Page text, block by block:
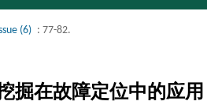
(6) : 77-82.
掘在故障定位中的应用